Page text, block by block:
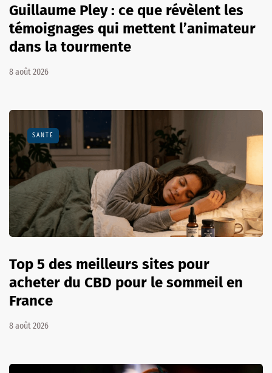
Guillaume Pley : ce que révèlent les
témoignages qui mettent l’animateur
dans la tourmente
8 août 2026
SANTÉ
Top 5 des meilleurs sites pour
acheter du CBD pour le sommeil en
France
8 août 2026